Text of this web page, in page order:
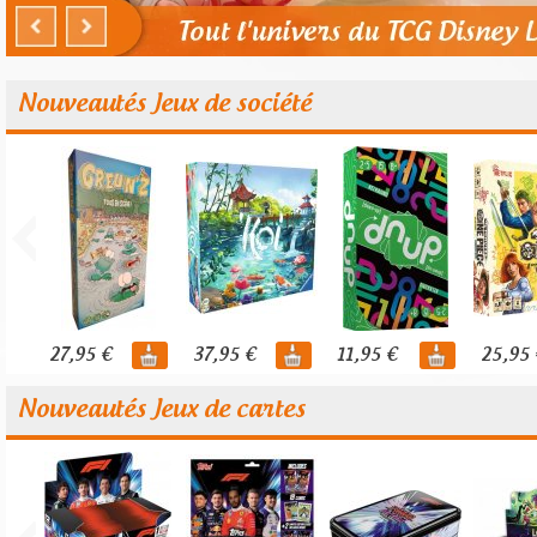
Nouveautés Jeux de société
27,95 € 37,95 € 11,95 € 25,95
Nouveautés Jeux de cartes